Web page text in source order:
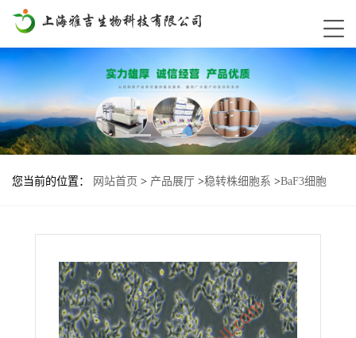
您当前的位置： 网站首页 > 产品展厅 >稳转株细胞系 >BaF3细胞